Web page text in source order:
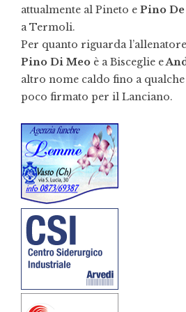
attualmente al Pineto e Pino
a Termoli.
Per quanto riguarda
Pino Di Meo è a Bisceglie e
altro nome caldo fino a
poco firmato per il Lanciano.